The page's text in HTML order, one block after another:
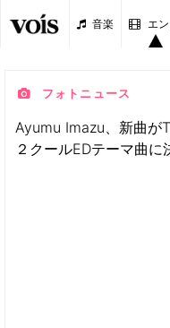
音楽 エ
フォトニュース
Ayumu Imazu、新曲が
２クールEDテーマ曲に